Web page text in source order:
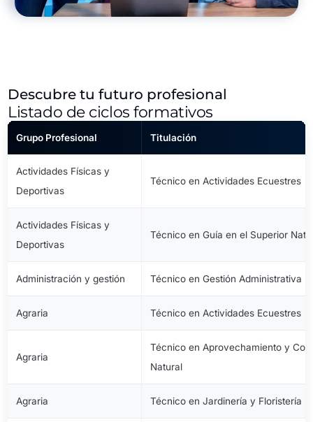
Descubre tu futuro profesional
Listado de ciclos formativos
Grupo Profesional Titulación
Actividades Físicas y
Deportivas
Técnico en Actividades Ecuestres
Actividades Físicas y
Deportivas
Técnico en Guía en el Superior
Administración y gestión Técnico en Gestión Administrativa
Agraria Técnico en Actividades Ecuestres
Agraria
Técnico en Aprovechamiento y
Natural
Agraria Técnico en Jardinería y Floristería